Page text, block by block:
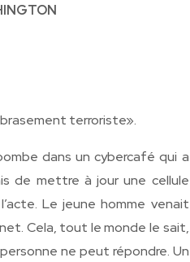
terroriste».
dans un cybercafé qui a
de mettre à jour une cellule
Le jeune homme venait
Cela, tout le monde le sait,
ne peut répondre. Un